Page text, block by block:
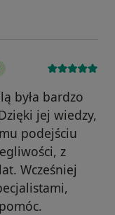
była bardzo
jej wiedzy,
podejściu
z
Wcześniej